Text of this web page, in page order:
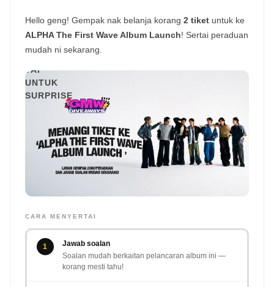
Hello geng! Gempak nak belanja korang 2 tiket untuk ke
ALPHA The First Wave Album Launch! Sertai peraduan
mudah ni sekarang.
🚨
TAP
UNTUK
SURPRISE
CARA MENYERTAI
1
Jawab soalan
Soalan mudah berkaitan pelancaran album ini —
korang mesti tahu!